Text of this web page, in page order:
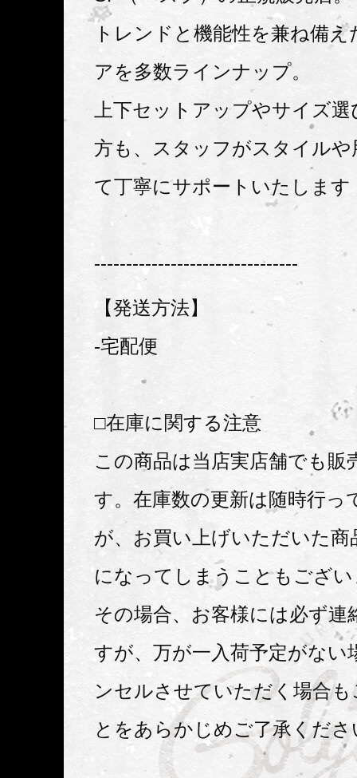
トレンドと機能性を兼ね備
アを多数ラインナップ。
上下セットアップやサイズ
方も、スタッフがスタイル
て丁寧にサポートいたします
--------------------------------
【発送方法】
-宅配便
□在庫に関する注意
この商品は当店実店舗でも販
す。在庫数の更新は随時行っ
が、お買い上げいただいた商
になってしまうこともござ
その場合、お客様には必ず連
すが、万が一入荷予定がない
ンセルさせていただく場合
とをあらかじめご了承くださ